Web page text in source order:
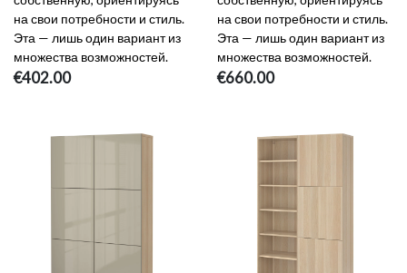
на свои потребности и стиль.
Эта — лишь один вариант из
множества возможностей.
€402.00
на свои потребности и стиль.
Эта — лишь один вариант из
множества возможностей.
€660.00